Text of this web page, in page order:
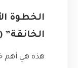
الخطوة
الخانقة” (The Strangler Facade)
هذه هي أهم